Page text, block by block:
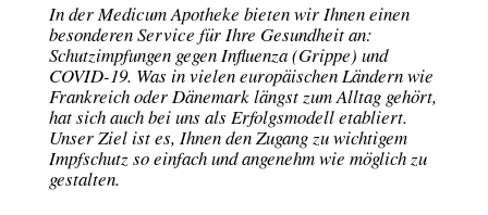
In der Medicum Apotheke bieten wir Ihnen einen
besonderen Service für Ihre Gesundheit an:
Schutzimpfungen gegen Influenza (Grippe) und
COVID-19. Was in vielen europäischen Ländern wie
Frankreich oder Dänemark längst zum Alltag gehört,
hat sich auch bei uns als Erfolgsmodell etabliert.
Unser Ziel ist es, Ihnen den Zugang zu wichtigem
Impfschutz so einfach und angenehm wie möglich zu
gestalten.